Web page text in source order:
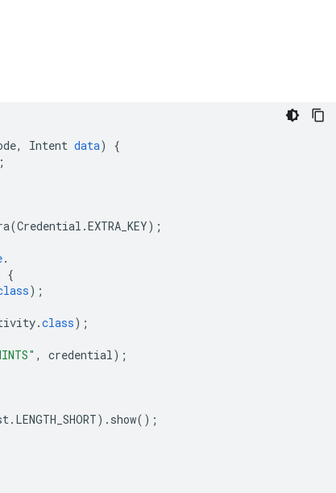
, Intent data)
{
(Credential .EXTRA_KEY);
.
{
);
.class);
, credential);
. LENGTH_SHORT). show();